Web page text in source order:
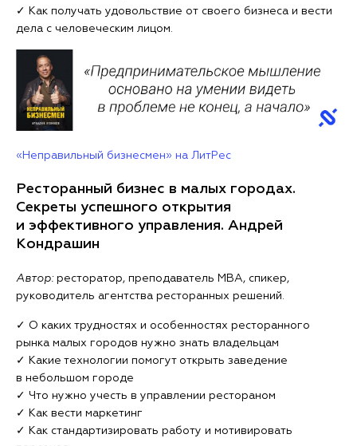
✓ Как получать удовольствие от своего бизнеса и вести
дела с человеческим лицом.
«Неправильный бизнесмен» на ЛитРес
Ресторанный бизнес в малых городах.
Секреты успешного открытия
и эффективного управления. Андрей
Кондрашин
Автор: ресторатор, преподаватель MBA, спикер,
руководитель агентства ресторанных решений.
✓ О каких трудностях и особенностях ресторанного
рынка малых городов нужно знать владельцам
✓ Какие технологии помогут открыть заведение
в небольшом городе
✓ Что нужно учесть в управлении рестораном
✓ Как вести маркетинг
✓ Как стандартизировать работу и мотивировать